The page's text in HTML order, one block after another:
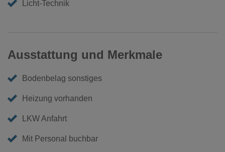
Licht-Technik
Ausstattung und Merkmale
Bodenbelag sonstiges
Heizung vorhanden
LKW Anfahrt
Mit Personal buchbar